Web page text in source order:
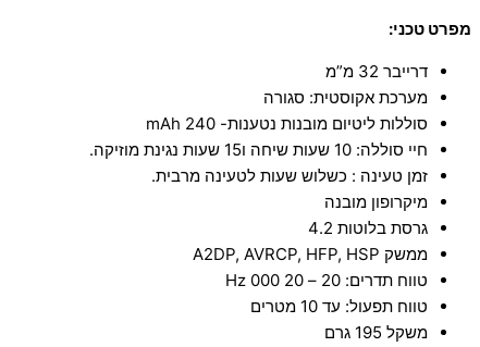
מפרט טכני:
דרייבר 32 מ”מ
מערכת אקוסטית: סגורה
סוללות ליטיום מובנות נטענות- 240 mAh
חיי סוללה: 10 שעות שיחה ו15 שעות נגינת מוזיקה.
זמן טעינה : כשלוש שעות לטעינה מרבית.
מיקרופון מובנה
גרסת בלוטות 4.2
ממשק A2DP, AVRCP, HFP, HSP
טווח תדרים: 20 – 20 000 Hz
טווח תפעול: עד 10 מטרים
משקל 195 גרם